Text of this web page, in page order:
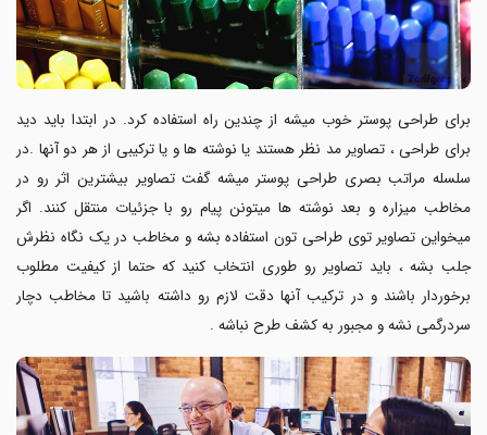
برای طراحی پوستر خوب میشه از چندین راه استفاده کرد. در ابتدا باید دید
برای طراحی ، تصاویر مد نظر هستند یا نوشته ها و یا ترکیبی از هر دو آنها .در
سلسله مراتب بصری طراحی پوستر میشه گفت تصاویر بیشترین اثر رو در
مخاطب میزاره و بعد نوشته ها میتونن پیام رو با جزئیات منتقل کنند. اگر
میخواین تصاویر توی طراحی تون استفاده بشه و مخاطب در یک نگاه نظرش
جلب بشه ، باید تصاویر رو طوری انتخاب کنید که حتما از کیفیت مطلوب
برخوردار باشند و در ترکیب آنها دقت لازم رو داشته باشید تا مخاطب دچار
سردرگمی نشه و مجبور به کشف طرح نباشه .